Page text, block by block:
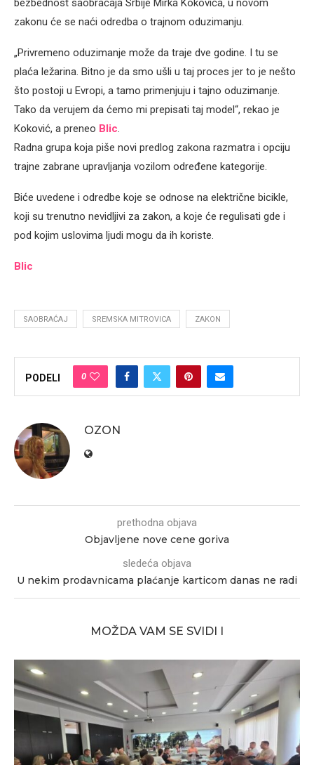
bezbednost saobraćaja Srbije Mirka Kokovića, u novom
zakonu će se naći odredba o trajnom oduzimanju.
„Privremeno oduzimanje može da traje dve godine. I tu se
plaća ležarina. Bitno je da smo ušli u taj proces jer to je nešto
što postoji u Evropi, a tamo primenjuju i tajno oduzimanje.
Tako da verujem da ćemo mi prepisati taj model“, rekao je
Koković, a preneo Blic.
Radna grupa koja piše novi predlog zakona razmatra i opciju
trajne zabrane upravljanja vozilom određene kategorije.
Biće uvedene i odredbe koje se odnose na električne bicikle,
koji su trenutno nevidljivi za zakon, a koje će regulisati gde i
pod kojim uslovima ljudi mogu da ih koriste.
Blic
SAOBRAĆAJ SREMSKA MITROVICA ZAKON
PODELI 0
OZON
prethodna objava
Objavljene nove cene goriva
sledeća objava
U nekim prodavnicama plaćanje karticom danas ne radi
MOŽDA VAM SE SVIDI I